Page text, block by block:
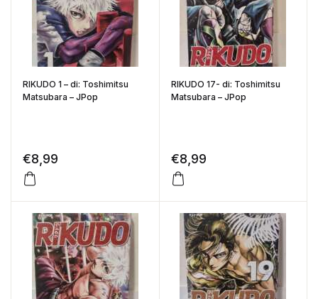
RIKUDO 1 – di: Toshimitsu
Matsubara – JPop
€8,99
RIKUDO 17- di: Toshimitsu
Matsubara – JPop
€8,99